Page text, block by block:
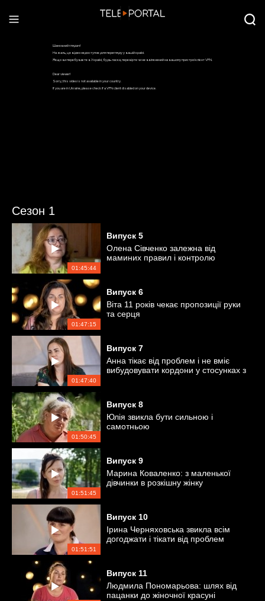
Сезон 1
01:45:44
Випуск 5
Олена Сівченко залежна від
маминих правил і контролю
01:47:15
Випуск 6
Віта 11 років чекає пропозиції руки
та серця
01:47:40
Випуск 7
Анна тікає від проблем і не вміє
вибудовувати кордони у стосунках з
01:50:45
Випуск 8
Юлія звикла бути сильною і
самотньою
01:51:45
Випуск 9
Марина Коваленко: з маленької
дівчинки в розкішну жінку
01:51:51
Випуск 10
Ірина Черняховська звикла всім
догоджати і тікати від проблем
Випуск 11
Людмила Пономарьова: шлях від
пацанки до жіночної красуні